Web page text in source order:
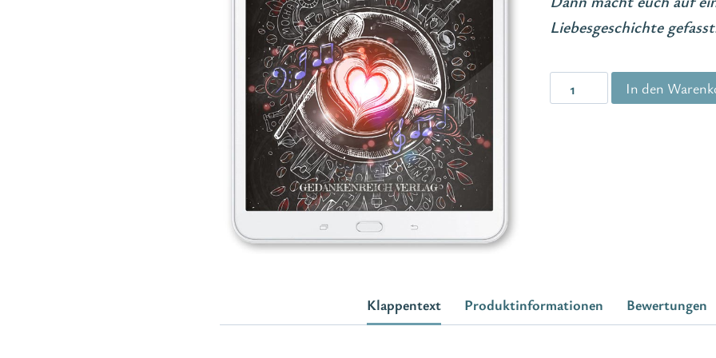
Liebesgeschichte
Mit
dir
In den
Klappentext Produktinformationen Bewertungen